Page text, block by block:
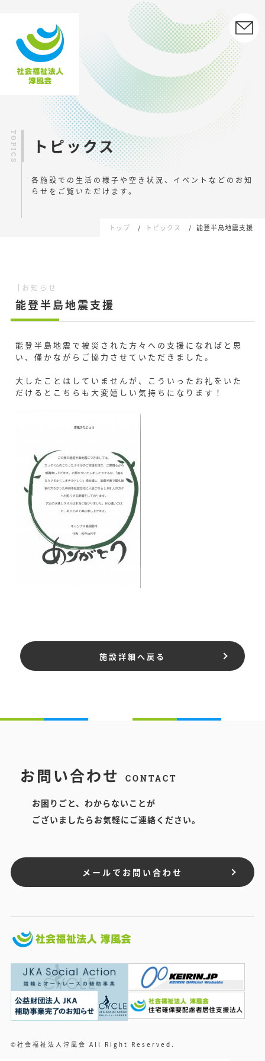
トピックス
各施設での生活の様子や空き状況、イベントなどの お知
らせをご覧いただけます。
トップ トピックス 能登半島地震支援
お知らせ
能登半島地震支援
能登半島地震で被災された方々への支援になればと思
い、僅かながらご協力させていただきました。
大したことはしていませんが、こういったお礼をいた
だけるとこちらも大変嬉しい気持ちになります！
施設詳細へ戻る
お問い合わせ CONTACT
お困りごと、わからないことが
ございましたらお気軽にご連絡ください。
メールでお問い合わせ
©社会福祉法人淳風会 All Right Reserved.